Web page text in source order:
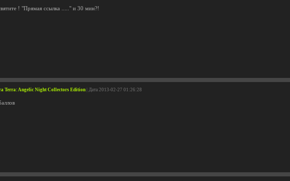
! "Прямая ссылка ....." и 30 мин?!
Terra: Angelic Night Collectors Edition | Дата 2013-02-27 01:26:28